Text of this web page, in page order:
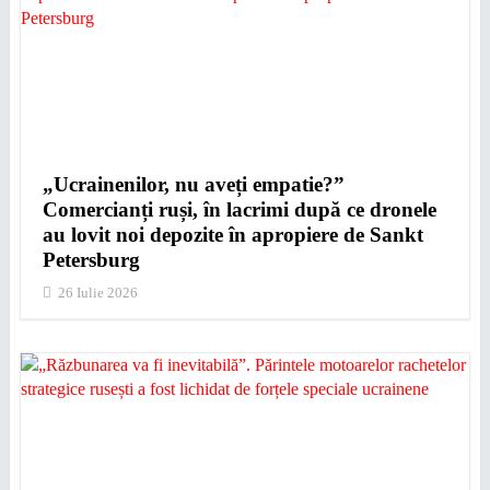
„Ucrainenilor, nu aveți empatie?”
Comercianți ruși, în lacrimi după ce dronele
au lovit noi depozite în apropiere de Sankt
Petersburg
26 Iulie 2026